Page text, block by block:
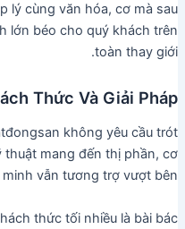
lý cùng văn hóa, cơ mà sau
lớn béo cho quý khách trên
toàn thay giới.
Thức Và Giải Pháp
không yêu cầu trót
mang đến thị phần, cơ
vẫn tương trợ vượt bên.
thức tối nhiều là bài bác